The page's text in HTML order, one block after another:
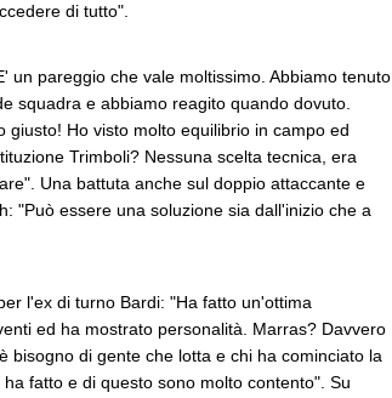
di tutto".
un pareggio che vale moltissimo. Abbiamo tenuto
squadra e abbiamo reagito quando dovuto.
giusto! Ho visto molto equilibrio in campo ed
Trimboli? Nessuna scelta tecnica, era
Una battuta anche sul doppio attaccante e
"Può essere una soluzione sia dall'inizio che a
l'ex di turno Bardi: "Ha fatto un'ottima
ed ha mostrato personalità. Marras? Davvero
bisogno di gente che lotta e chi ha cominciato la
fatto e di questo sono molto contento". Su